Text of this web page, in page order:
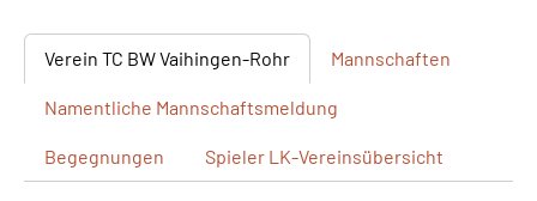
Verein TC BW Vaihingen-Rohr Mannschaften
Namentliche Mannschaftsmeldung
Begegnungen Spieler LK-Vereinsübersicht